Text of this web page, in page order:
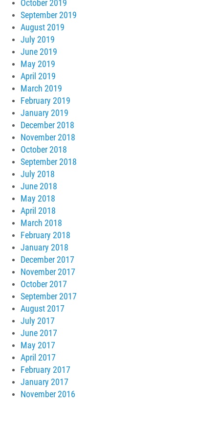
October 2019
September 2019
August 2019
July 2019
June 2019
May 2019
April 2019
March 2019
February 2019
January 2019
December 2018
November 2018
October 2018
September 2018
July 2018
June 2018
May 2018
April 2018
March 2018
February 2018
January 2018
December 2017
November 2017
October 2017
September 2017
August 2017
July 2017
June 2017
May 2017
April 2017
February 2017
January 2017
November 2016